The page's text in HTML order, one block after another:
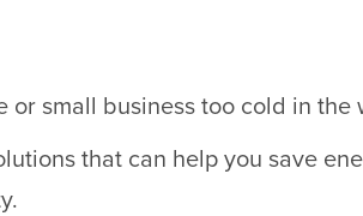
or small business too cold in
that can help you save